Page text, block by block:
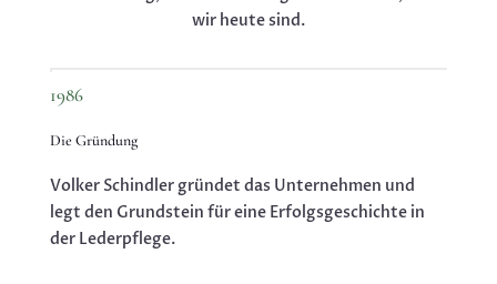
wir heute sind.
1986
Die Gründung
Volker Schindler gründet das Unternehmen und
legt den Grundstein für eine Erfolgsgeschichte in
der Lederpflege.